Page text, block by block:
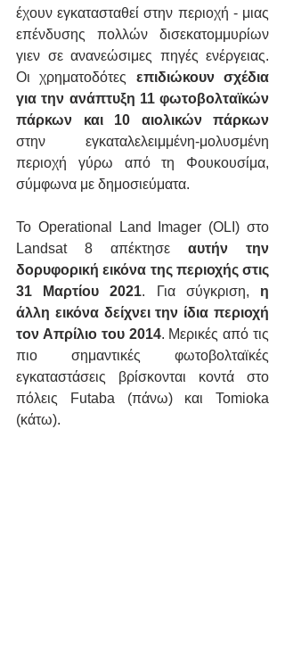
έχουν εγκατασταθεί στην περιοχή - μιας
επένδυσης πολλών δισεκατομμυρίων
γιεν σε ανανεώσιμες πηγές ενέργειας.
Οι χρηματοδότες επιδιώκουν σχέδια
για την ανάπτυξη 11 φωτοβολταϊκών
πάρκων και 10 αιολικών πάρκων
στην εγκαταλελειμμένη-μολυσμένη
περιοχή γύρω από τη Φουκουσίμα,
σύμφωνα με δημοσιεύματα.
Το Operational Land Imager (OLI) στο
Landsat 8 απέκτησε αυτήν την
δορυφορική εικόνα της περιοχής στις
31 Μαρτίου 2021. Για σύγκριση, η
άλλη εικόνα δείχνει την ίδια περιοχή
τον Απρίλιο του 2014. Μερικές από τις
πιο σημαντικές φωτοβολταϊκές
εγκαταστάσεις βρίσκονται κοντά στο
πόλεις Futaba (πάνω) και Tomioka
(κάτω).